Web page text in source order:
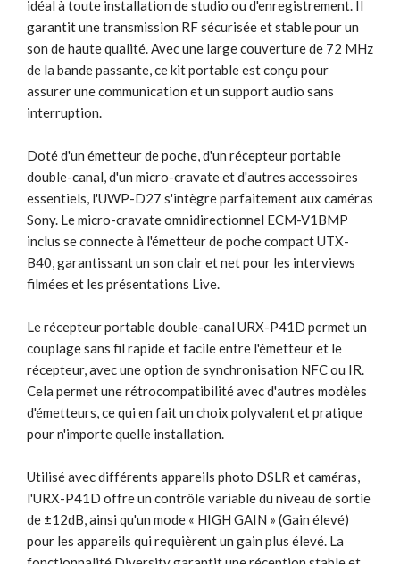
idéal à toute installation de studio ou d'enregistrement. Il
garantit une transmission RF sécurisée et stable pour un
son de haute qualité. Avec une large couverture de 72 MHz
de la bande passante, ce kit portable est conçu pour
assurer une communication et un support audio sans
interruption.
Doté d'un émetteur de poche, d'un récepteur portable
double-canal, d'un micro-cravate et d'autres accessoires
essentiels, l'UWP-D27 s'intègre parfaitement aux caméras
Sony. Le micro-cravate omnidirectionnel ECM-V1BMP
inclus se connecte à l'émetteur de poche compact UTX-
B40, garantissant un son clair et net pour les interviews
filmées et les présentations Live.
Le récepteur portable double-canal URX-P41D permet un
couplage sans fil rapide et facile entre l'émetteur et le
récepteur, avec une option de synchronisation NFC ou IR.
Cela permet une rétrocompatibilité avec d'autres modèles
d'émetteurs, ce qui en fait un choix polyvalent et pratique
pour n'importe quelle installation.
Utilisé avec différents appareils photo DSLR et caméras,
l'URX-P41D offre un contrôle variable du niveau de sortie
de ±12dB, ainsi qu'un mode « HIGH GAIN » (Gain élevé)
pour les appareils qui requièrent un gain plus élevé. La